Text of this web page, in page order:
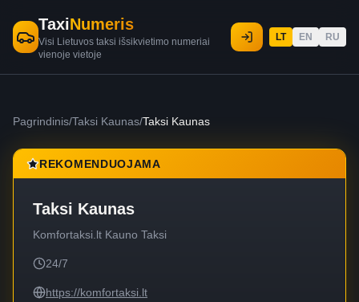
TaxiNumeris
Visi Lietuvos taksi išsikvietimo numeriai
vienoje vietoje
LT EN RU
Pagrindinis/Taksi Kaunas/Taksi Kaunas
REKOMENDUOJAMA
Taksi Kaunas
Komfortaksi.lt Kauno Taksi
24/7
https://komfortaksi.lt